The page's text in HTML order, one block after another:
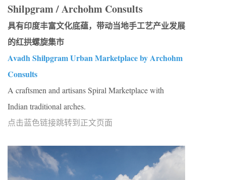
Shilpgram / Archohm Consults
具有印度丰富文化底蕴，带动当地手工艺产业发展
的红拱螺旋集市
Avadh Shilpgram Urban Marketplace by Archohm
Consults
A craftsmen and artisans Spiral Marketplace with
Indian traditional arches.
点击蓝色链接跳转到正文页面